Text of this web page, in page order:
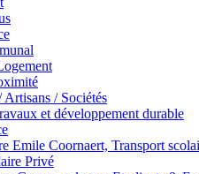
Artisans / Sociétés
et développement durable
Emile Coornaert, Transport
Privé